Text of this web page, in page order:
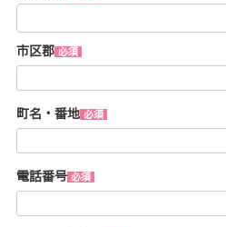
市区郡
町名・番地
電話番号